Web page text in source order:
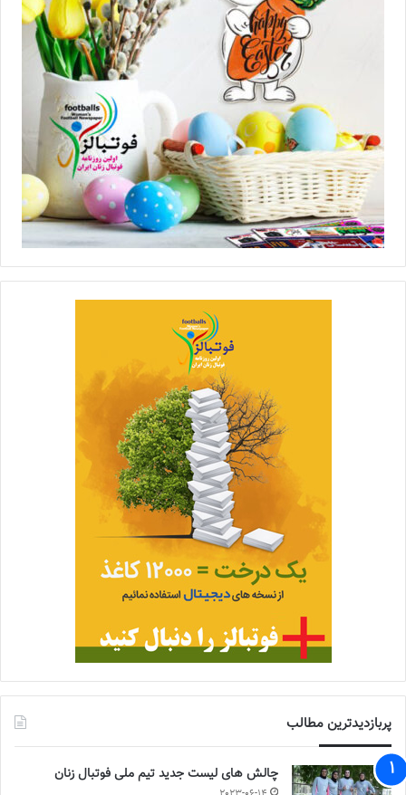
پربازدیدترین مطالب
چالش هاى ليست جدید تيم ملى فوتبال زنان